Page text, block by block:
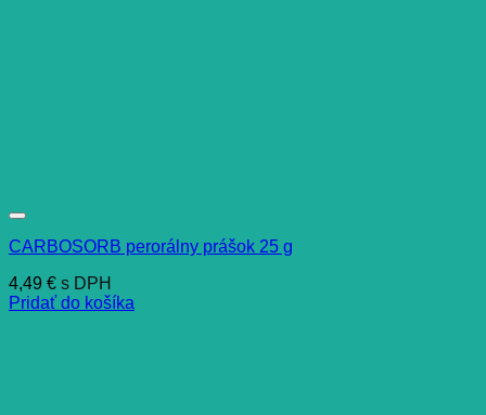
CARBOSORB perorálny prášok 25 g
4,49 € s DPH
Pridať do košíka